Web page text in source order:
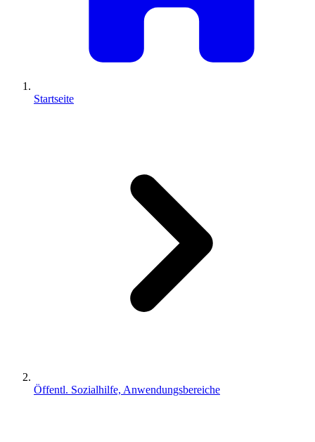
Startseite
Öffentl. Sozialhilfe, Anwendungsbereiche